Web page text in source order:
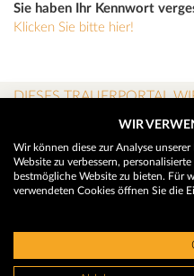
Sie haben Ihr Kennwort
Klicken Sie bitte hier!
DIESES TRAUERPORTAL
WIR
Wir können diese zur Analyse
Website zu verbessern,
bestmögliche Website zu bieten. Für
verwendeten Cookies öffnen Sie die